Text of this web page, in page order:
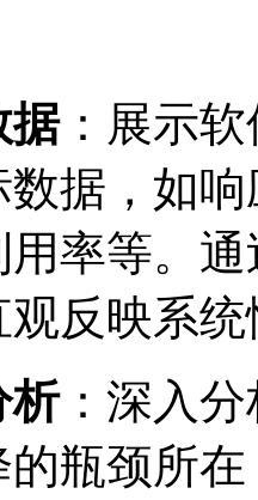
据：展示
据，如
率等。
反映系
析：深入
瓶颈所